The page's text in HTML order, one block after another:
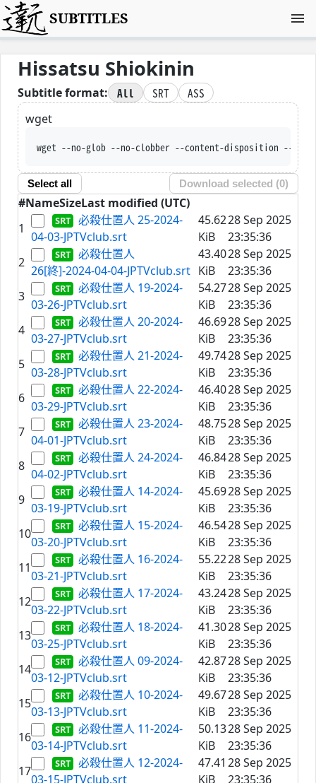
SUBTITLES
Hissatsu Shiokinin
Subtitle format: All SRT
ASS
wget
wget --no-glob --no-clobber --content-disposition --trust-server-
Select all Download selected (0)
#NameSizeLast modified (UTC)
1
必殺仕置人 25-2024-
04-03-JPTVclub.srt
45.62
KiB
28 Sep 2025
23:35:36
2
必殺仕置人
26[終]-2024-04-04-JPTVclub.srt
43.40
KiB
28 Sep 2025
23:35:36
3
必殺仕置人 19-2024-
03-26-JPTVclub.srt
54.27
KiB
28 Sep 2025
23:35:36
4
必殺仕置人 20-2024-
03-27-JPTVclub.srt
46.69
KiB
28 Sep 2025
23:35:36
5
必殺仕置人 21-2024-
03-28-JPTVclub.srt
49.74
KiB
28 Sep 2025
23:35:36
6
必殺仕置人 22-2024-
03-29-JPTVclub.srt
46.40
KiB
28 Sep 2025
23:35:36
7
必殺仕置人 23-2024-
04-01-JPTVclub.srt
48.75
KiB
28 Sep 2025
23:35:36
8
必殺仕置人 24-2024-
04-02-JPTVclub.srt
46.84
KiB
28 Sep 2025
23:35:36
9
必殺仕置人 14-2024-
03-19-JPTVclub.srt
45.69
KiB
28 Sep 2025
23:35:36
10
必殺仕置人 15-2024-
03-20-JPTVclub.srt
46.54
KiB
28 Sep 2025
23:35:36
11
必殺仕置人 16-2024-
03-21-JPTVclub.srt
55.22
KiB
28 Sep 2025
23:35:36
12
必殺仕置人 17-2024-
03-22-JPTVclub.srt
43.24
KiB
28 Sep 2025
23:35:36
13
必殺仕置人 18-2024-
03-25-JPTVclub.srt
41.30
KiB
28 Sep 2025
23:35:36
14
必殺仕置人 09-2024-
03-12-JPTVclub.srt
42.87
KiB
28 Sep 2025
23:35:36
15
必殺仕置人 10-2024-
03-13-JPTVclub.srt
49.67
KiB
28 Sep 2025
23:35:36
16
必殺仕置人 11-2024-
03-14-JPTVclub.srt
50.13
KiB
28 Sep 2025
23:35:36
17
必殺仕置人 12-2024-
03-15-JPTVclub.srt
47.41
KiB
28 Sep 2025
23:35:36